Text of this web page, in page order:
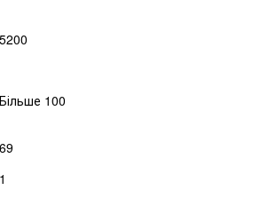
5200
Більше 100
69
1